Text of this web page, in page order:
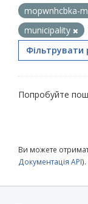
mopwnhcbka-
municipality
Фільтрувати
Попробуйте
Ви можете
Документація API).